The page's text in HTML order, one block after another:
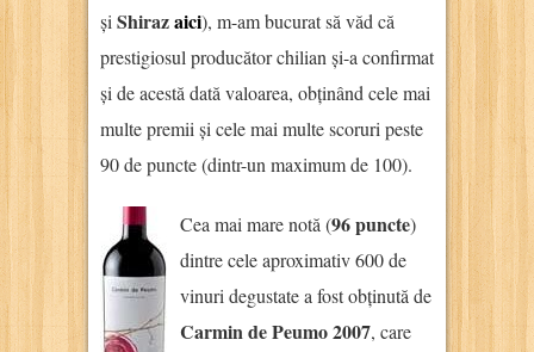
și Shirazaici), m-am bucurat să văd că
prestigiosul producător chilian și-a confirmat
și de acestă dată valoarea, obținând cele mai
multe premii și cele mai multe scoruri peste
90 de puncte (dintr-un maximum de 100).
Cea mai mare notă (96 puncte)
dintre cele aproximativ 600 de
vinuri degustate a fost obținută de
Carmin de Peumo 2007, care